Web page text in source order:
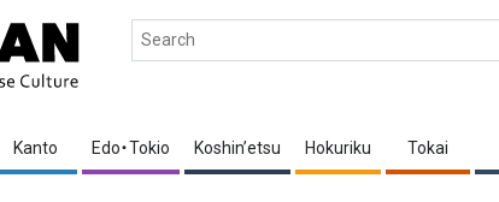
Kanto Edo・Tokio Koshin’etsu Hokuriku Tokai